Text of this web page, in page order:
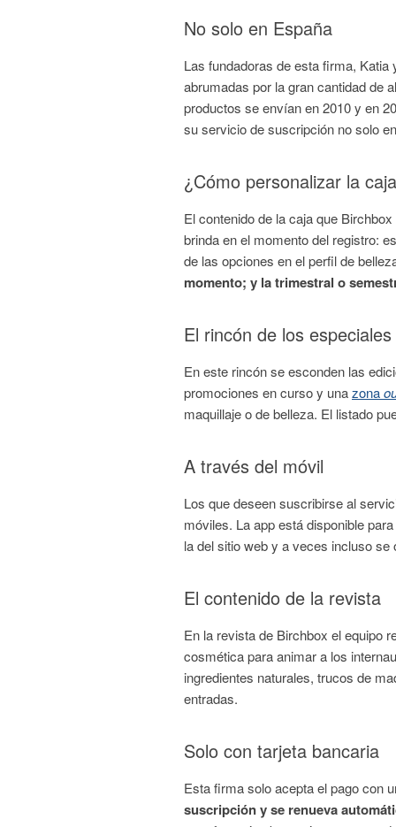
No solo en España
Las fundadoras de esta firma,
abrumadas por la gran cantidad de
productos se envían en 2010 y en
su servicio de suscripción no solo
¿Cómo personalizar la
El contenido de la caja que
brinda en el momento del registro:
de las opciones en el perfil de
momento; y la trimestral o
El rincón de los especiales
En este rincón se esconden las
promociones en curso y unazona
maquillaje o de belleza. El listado
A través del móvil
Los que deseen suscribirse al
móviles. La app está disponible
la del sitio web y a veces incluso
El contenido de la revista
En la revista de Birchbox el equipo
cosmética para animar a los
ingredientes naturales, trucos de
entradas.
Solo con tarjeta bancaria
Esta firma solo acepta el pago con
suscripción y se renueva